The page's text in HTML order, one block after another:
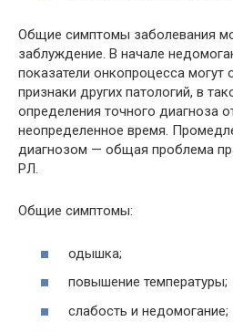
Общие симптомы заболевания
заблуждение. В начале
показатели онкопроцесса могут
признаки других патологий, в
определения точного диагноза
неопределенное время.
диагнозом — общая проблема
РЛ.
Общие симптомы:
одышка;
повышение температуры;
слабость и недомогание;